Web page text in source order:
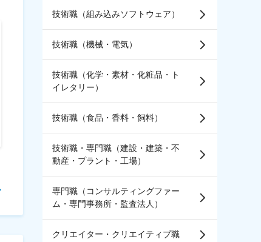
ェア業界TOPメーカー
気になる
でのご経験活かせる／年休122
気になる
技術職（組み込みソフトウェア）
技術職（機械・電気）
技術職（化学・素材・化粧品・ト
イレタリー）
技術職（食品・香料・飼料）
技術職・専門職（建設・建築・不
動産・プラント・工場）
専門職（コンサルティングファー
ム・専門事務所・監査法人）
クリエイター・クリエイティブ職